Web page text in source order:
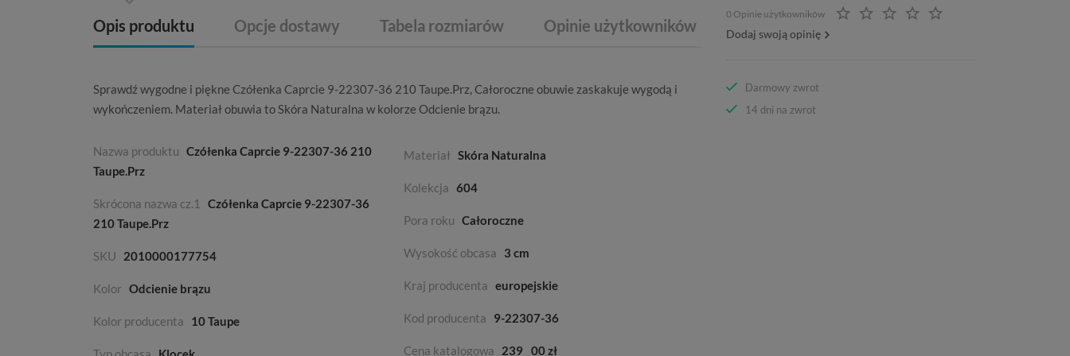
Opis produktu Opcje dostawy Tabela rozmiarów Opinie użytkowników
Sprawdź wygodne i piękne Czółenka Caprcie 9-22307-36 210 Taupe.Prz, Całoroczne obuwie zaskakuje wygodą i
wykończeniem. Materiał obuwia toSkóra Naturalna w kolorze Odcienie brązu.
Nazwa produktu Czółenka Caprcie 9-22307-36 210
Taupe.Prz
Skrócona nazwa cz.1
Czółenka Caprcie 9-22307-36
210 Taupe.Prz
SKU 2010000177754
Kolor Odcienie brązu
Kolor producenta 10 Taupe
Materiał Skóra Naturalna
Kolekcja 604
Pora roku Całoroczne
Wysokość obcasa 3 cm
Kraj producenta europejskie
Kod producenta 9-22307-36
Cena katalogowa 239 00 zł
0 Opinie użytkowników
Dodaj swoją opinię
Darmowy zwrot
14 dni na zwrot